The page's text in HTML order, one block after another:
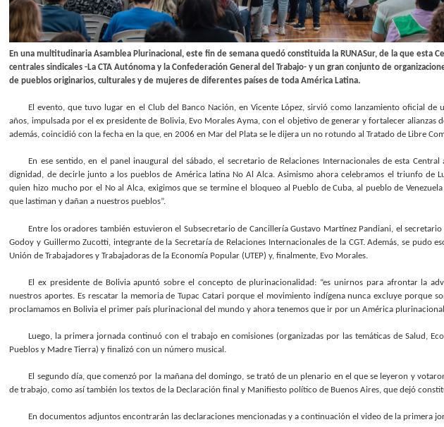
En una multitudinaria Asamblea Plurinacional, este fin de semana quedó constituida la RUNASur, de la que esta
centrales sindicales -La CTA Autónoma y la Confederación General del Trabajo- y un gran conjunto de
de pueblos originarios, culturales y de mujeres de diferentes países de toda América Latina.
El evento, que tuvo lugar en el Club del Banco Nación, en Vicente López, sirvió como lanzamiento oficial de
años, impulsada por el ex presidente de Bolivia, Evo Morales Ayma, con el objetivo de generar y fortalecer alianzas
además, coincidió con la fecha en la que, en 2006 en Mar del Plata se le dijera un no rotundo al Tratado de Libre
En ese sentido, en el panel inaugural del sábado, el secretario de Relaciones Internacionales de esta
dignidad, de decirle junto a los pueblos de América latina No Al Alca. Asimismo ahora celebramos el triunfo de
quien hizo mucho por el No al Alca, exigimos que se termine el bloqueo al Pueblo de Cuba, al pueblo de
que lastiman y dañan a nuestros pueblos”.
Entre los oradores también estuvieron el Subsecretario de Cancillería Gustavo Martínez Pandiani, el
Godoy y Guillermo Zucotti, integrante de la Secretaría de Relaciones Internacionales de la CGT. Además, se pudo
Unión de Trabajadores y Trabajadoras de la Economía Popular (UTEP) y, finalmente, Evo Morales.
El ex presidente de Bolivia apuntó sobre el concepto de plurinacionalidad: “es unirnos para afrontar la
nuestros aportes. Es rescatar la memoria de Tupac Catari porque el movimiento indígena nunca excluye porque
proclamamos en Bolivia el primer país plurinacional del mundo y ahora tenemos que ir por un América
Luego, la primera jornada continuó con el trabajo en comisiones (organizadas por las temáticas de Salud,
Pueblos y Madre Tierra) y finalizó con un número musical.
El segundo día, que comenzó por la mañana del domingo, se trató de un plenario en el que se leyeron y
de trabajo, como así también los textos de la Declaración final y Manifiesto político de Buenos Aires, que dejó
En documentos adjuntos encontrarán las declaraciones mencionadas y a continuación el video de la primera